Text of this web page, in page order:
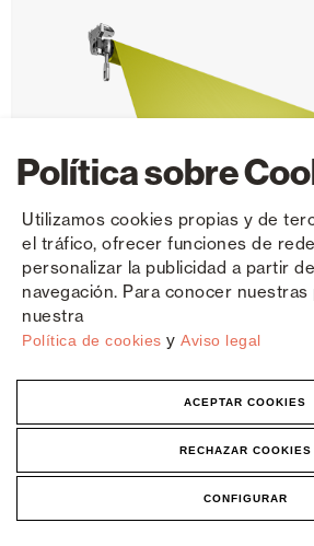
Política sobre
Utilizamos cookies propias y de
el tráfico, ofrecer funciones de
personalizar la publicidad a partir
navegación. Para conocer nuestras
nuestra
Política de cookies y Aviso legal
ACEPTAR COOKIES
RECHAZAR COOKIES
CONFIGURAR
Tenda a caduta con trazione